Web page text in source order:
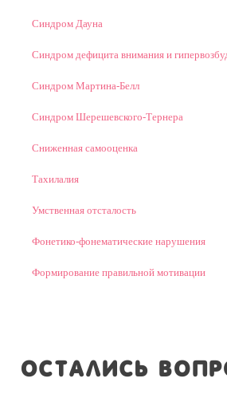
Синдром Дауна
Синдром дефицита внимания и
Синдром Мартина-Белл
Синдром Шерешевского-Тернера
Сниженная самооценка
Тахилалия
Умственная отсталость
Фонетико-фонематические нарушения
Формирование правильной мотивации
Остались